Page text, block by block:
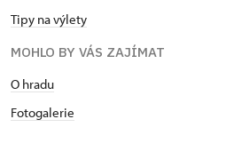
Tipy na výlety
MOHLO BY VÁS ZAJÍMAT
O hradu
Fotogalerie